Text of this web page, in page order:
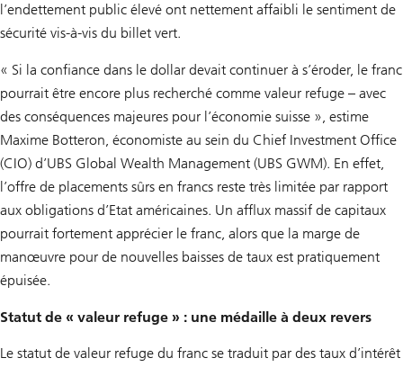
l’endettement public élevé ont nettement affaibli le sentiment de
sécurité vis-à-vis du billet vert.
« Si la confiance dans le dollar devait continuer à s’éroder, le franc
pourrait être encore plus recherché comme valeur refuge – avec
des conséquences majeures pour l’économie suisse », estime
Maxime Botteron, économiste au sein du Chief Investment Office
(CIO) d’UBS Global Wealth Management (UBS GWM). En effet,
l’offre de placements sûrs en francs reste très limitée par rapport
aux obligations d’Etat américaines. Un afflux massif de capitaux
pourrait fortement apprécier le franc, alors que la marge de
manœuvre pour de nouvelles baisses de taux est pratiquement
épuisée.
Statut de « valeur refuge » : une médaille à deux revers
Le statut de valeur refuge du franc se traduit par des taux d’intérêt